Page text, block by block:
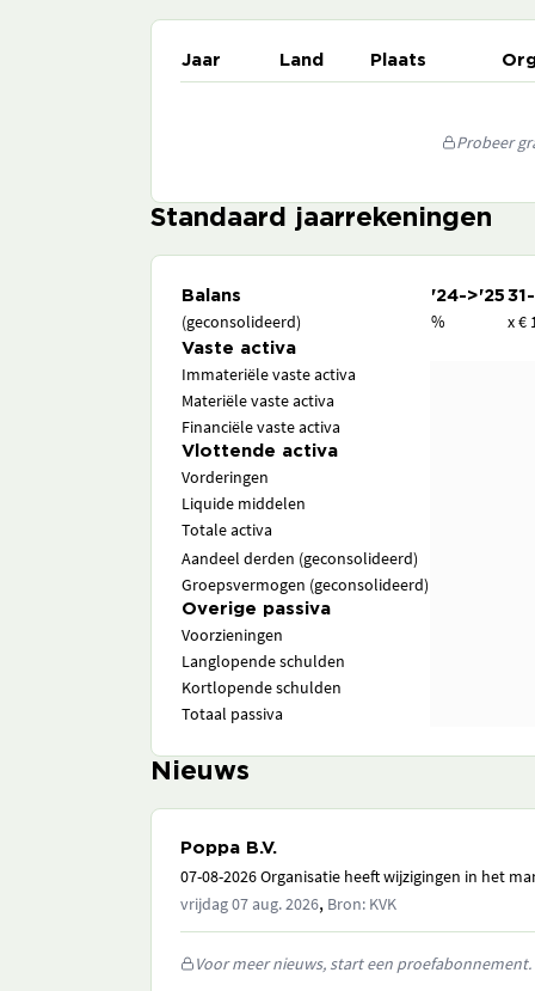
Jaar Land Plaats
Probeer
Standaard jaarrekeningen
Balans '24->'25
(geconsolideerd) % x €
Vaste activa
Immateriële vaste activa
Materiële vaste activa
Financiële vaste activa
Vlottende activa
Vorderingen
Liquide middelen
Totale activa
Aandeel derden (geconsolideerd)
Groepsvermogen (geconsolideerd)
Overige passiva
Voorzieningen
Langlopende schulden
Kortlopende schulden
Totaal passiva
Nieuws
Poppa B.V.
07-08-2026 Organisatie heeft wijzigingen in het
vrijdag 07 aug. 2026, Bron: KVK
Voor meer nieuws, start een proefabonnement.